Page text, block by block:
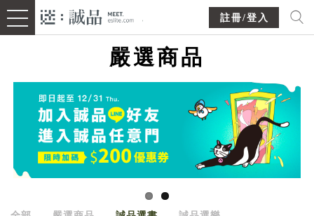
註冊/登入
嚴選商品